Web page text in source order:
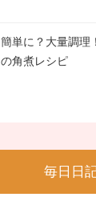
簡単に？大量調理
の角煮レシピ
毎日日